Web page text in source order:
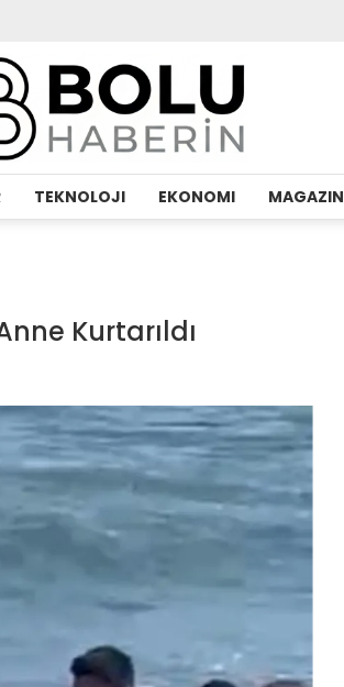
TEKNOLOJI EKONOMI MAGAZIN
Kurtarıldı